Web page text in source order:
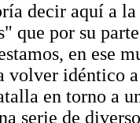
decir aquí a
que por su
en ese
volver idéntico
en torno a
serie de